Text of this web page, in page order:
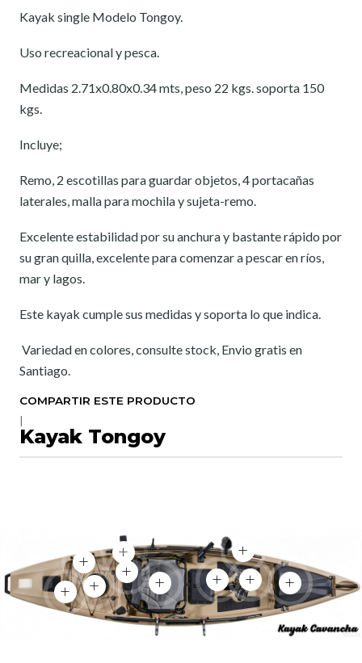
Kayak single Modelo Tongoy.
Uso recreacional y pesca.
Medidas 2.71x0.80x0.34 mts, peso 22 kgs. soporta 150
kgs.
Incluye;
Remo, 2 escotillas para guardar objetos, 4 portacañas
laterales, malla para mochila y sujeta-remo.
Excelente estabilidad por su anchura y bastante rápido por
su gran quilla, excelente para comenzar a pescar en ríos,
mar y lagos.
Este kayak cumple sus medidas y soporta lo que indica.
Variedad en colores, consulte stock, Envio gratis en
Santiago.
COMPARTIR ESTE PRODUCTO
Kayak Tongoy